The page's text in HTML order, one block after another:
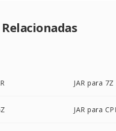
JAR para 7Z
JAR para